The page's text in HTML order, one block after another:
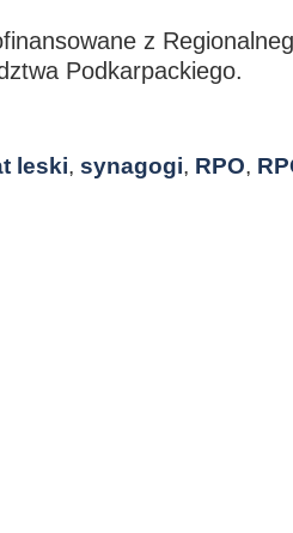
z
Podkarpackiego.
leski, synagogi, RPO,